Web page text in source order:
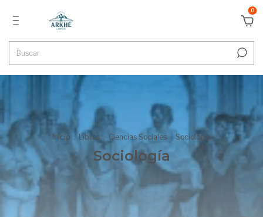
0
Inicio . Libros . Ciencias Sociales . Sociología
Sociología